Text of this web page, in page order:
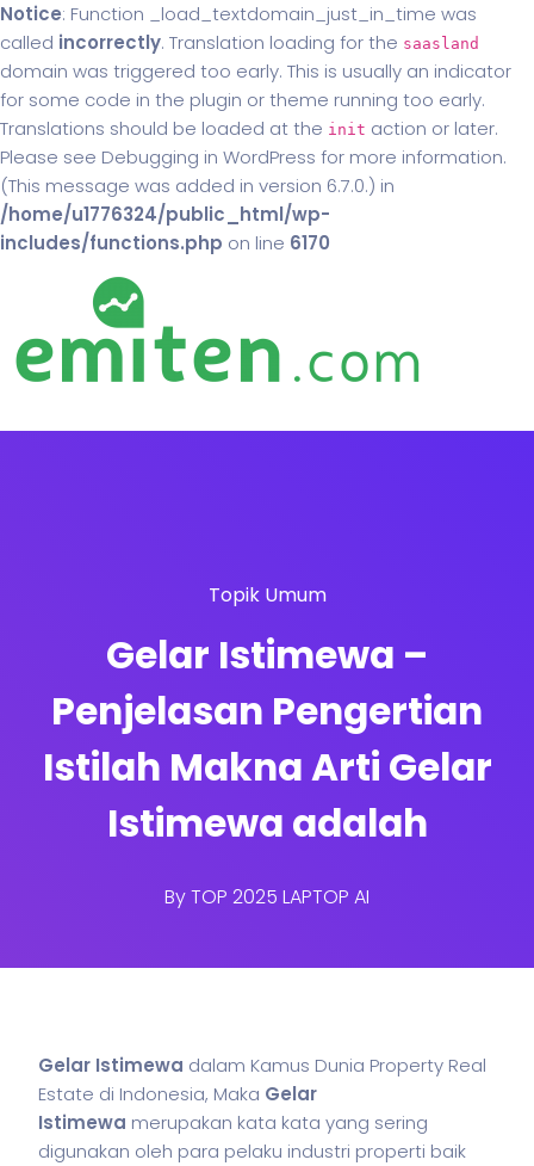
Notice: Function _load_textdomain_just_in_time was
called incorrectly. Translation loading for the saasland
domain was triggered too early. This is usually an indicator
for some code in the plugin or theme running too early.
Translations should be loaded at the init action or later.
Please see Debugging in WordPress for more information.
(This message was added in version 6.7.0.) in
/home/u1776324/public_html/wp-
includes/functions.php on line 6170
Topik Umum
Gelar Istimewa –
Penjelasan Pengertian
Istilah Makna Arti Gelar
Istimewa adalah
ByTOP 2025 LAPTOP AI
Gelar Istimewa dalam Kamus Dunia Property Real
Estate di Indonesia, Maka Gelar
Istimewa merupakan kata kata yang sering
digunakan oleh para pelaku industri properti baik